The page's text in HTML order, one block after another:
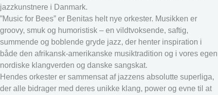
jazzkunstnere i Danmark.
”Music for Bees” er Benitas helt nye orkester. Musikken er
groovy, smuk og humoristisk – en vildtvoksende, saftig,
summende og boblende gryde jazz, der henter inspiration i
både den afrikansk-amerikanske musiktradition og i vores egen
nordiske klangverden og danske sangskat.
Hendes orkester er sammensat af jazzens absolutte superliga,
der alle bidrager med deres unikke klang, power og evne til at